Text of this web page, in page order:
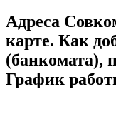
Адреса
карте. Как
(банкомата),
График